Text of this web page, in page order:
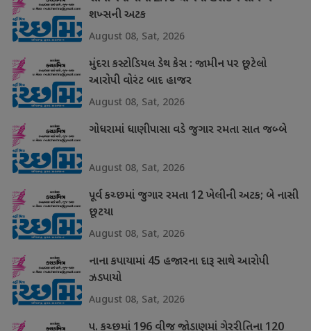
શખ્સની અટક
August 08, Sat, 2026
મુંદરા કસ્ટોડિયલ ડેથ કેસ : જામીન પર છૂટેલો
આરોપી વોરંટ બાદ હાજર
August 08, Sat, 2026
ગોધરામાં ધાણીપાસા વડે જુગાર રમતા સાત જબ્બે
August 08, Sat, 2026
પૂર્વ કચ્છમાં જુગાર રમતા 12 ખેલીની અટક; બે નાસી
છૂટયા
August 08, Sat, 2026
નાના કપાયામાં 45 હજારના દારૂ સાથે આરોપી
ઝડપાયો
August 08, Sat, 2026
પ. કચ્છમાં 196 વીજ જોડાણમાં ગેરરીતિના 120